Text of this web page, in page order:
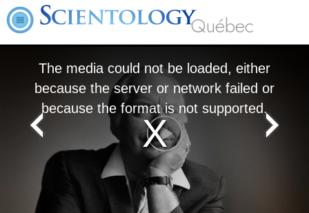
Québec
Play
Video
The media could not be loaded, either
because the server or network failed or
because the format is not supported.